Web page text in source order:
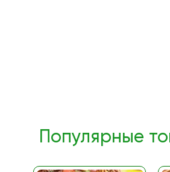
Популярные